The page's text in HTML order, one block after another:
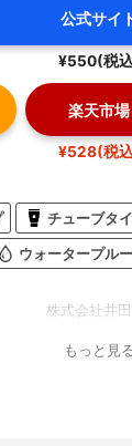
公式サイ
¥550(税
楽天市場
¥528(税
チューブタ
ウォータープル
株式会社井
もっと見